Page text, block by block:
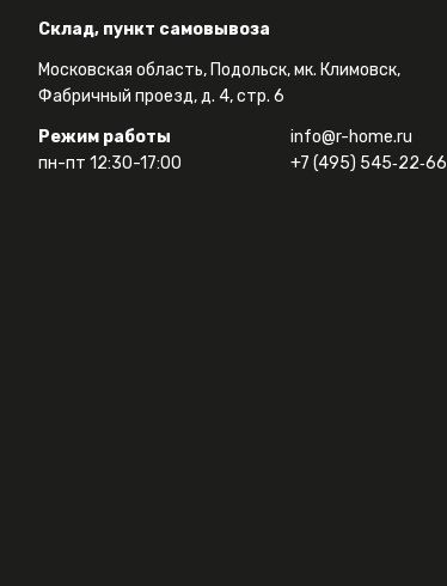
Склад, пункт самовывоза
Московская область, Подольск, мк. Климовск,
Фабричный проезд, д. 4, стр. 6
Режим работы
пн-пт 12:30-17:00
info@r-home.ru
+7 (495) 545‑22‑66